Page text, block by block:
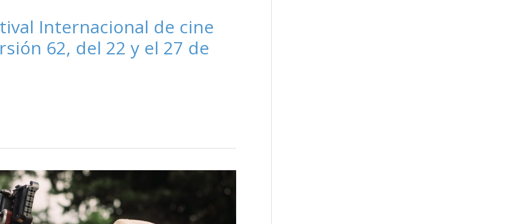
Internacional de cine
62, del 22 y el 27 de